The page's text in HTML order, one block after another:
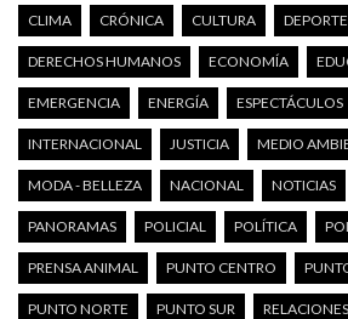
CLIMA CRÓNICA CULTURA
DERECHOS HUMANOS ECONOMÍA
EMERGENCIA ENERGÍA ESPECTÁCULOS
INTERNACIONAL JUSTICIA MEDIO
MODA - BELLEZA NACIONAL NOTICIAS
PANORAMAS POLICIAL POLÍTICA
PRENSA ANIMAL PUNTO CENTRO
PUNTO NORTE PUNTO SUR